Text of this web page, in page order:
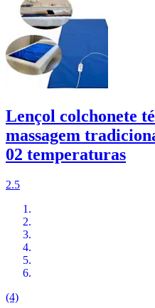
Lençol colchonete
massagem
02 temperaturas
2.5
(4)